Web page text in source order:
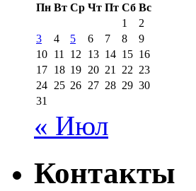
Пн Вт Ср Чт Пт Сб Вс
1
2
3
4 5 6 7 8
9
10 11 12 13 14 15 16
17 18 19 20 21 22 23
24 25 26 27 28 29 30
31
« Июл
Контакты